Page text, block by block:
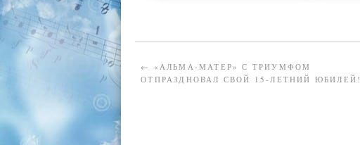
←
«АЛЬМА-МАТЕР» С ТРИУМФОМ
ОТПРАЗДНОВАЛ СВОЙ 15-ЛЕТНИЙ ЮБИЛЕЙ!